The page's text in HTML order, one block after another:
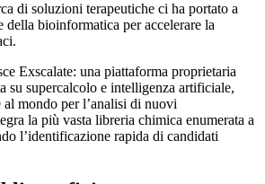
di soluzioni terapeutiche ci ha portato a
della bioinformatica per accelerare la
Exscalate: una piattaforma proprietaria
su supercalcolo e intelligenza artificiale,
mondo per l’analisi di nuovi
la più vasta libreria chimica enumerata a
l’identificazione rapida di candidati